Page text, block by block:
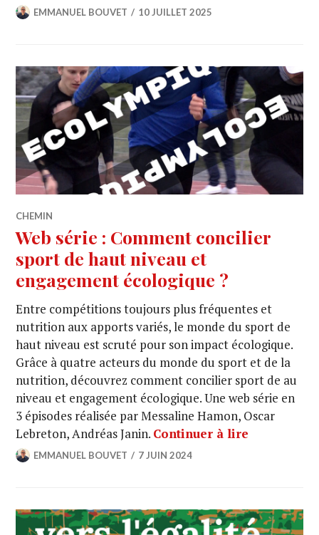
EMMANUEL BOUVET 10 JUILLET 2025
CHEMIN
Web série : Comment concilier
sport de haut niveau et
engagement écologique ?
Entre compétitions toujours plus fréquentes et
nutrition aux apports variés, le monde du sport de
haut niveau est scruté pour son impact écologique.
Grâce à quatre acteurs du monde du sport et de la
nutrition, découvrez comment concilier sport de au
niveau et engagement écologique. Une web série en
3 épisodes réalisée par Messaline Hamon, Oscar
Lebreton, Andréas Janin. Continuer à lire
EMMANUEL BOUVET 7 JUIN 2024